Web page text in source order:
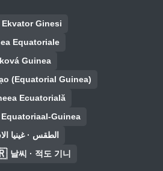
Ekvator Ginesi
Equatoriale
Guinea
(Equatorial Guinea)
Ecuatorială
Equatoriaal-Guinea
الطقس · غينيا
날씨 · 적도 기니